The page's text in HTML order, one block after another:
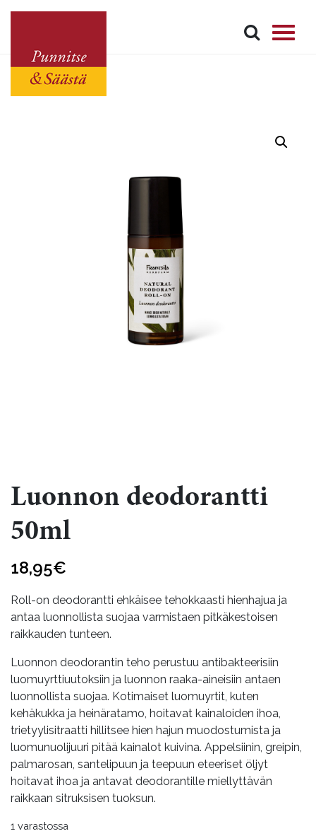
Luonnon deodorantti
50ml
18,95€
Roll-on deodorantti ehkäisee tehokkaasti hienhajua ja
antaa luonnollista suojaa varmistaen pitkäkestoisen
raikkauden tunteen.
Luonnon deodorantin teho perustuu antibakteerisiin
luomuyrttiuutoksiin ja luonnon raaka-aineisiin antaen
luonnollista suojaa. Kotimaiset luomuyrtit, kuten
kehäkukka ja heinäratamo, hoitavat kainaloiden ihoa,
trietyylisitraatti hillitsee hien hajun muodostumista ja
luomunuolijuuri pitää kainalot kuivina. Appelsiinin, greipin,
palmarosan, santelipuun ja teepuun eteeriset öljyt
hoitavat ihoa ja antavat deodorantille miellyttävän
raikkaan sitruksisen tuoksun.
1 varastossa